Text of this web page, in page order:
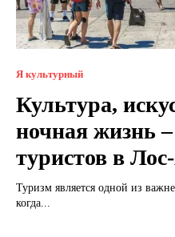
Я культурный
Культура,
ночная жизнь
туристов в
Туризм является одной из
когда...